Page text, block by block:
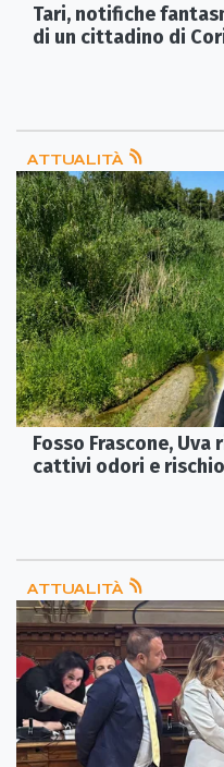
Tari, notifiche
di un cittadino di
ATTUALITÀ
Fosso Frascone,
cattivi odori e
ATTUALITÀ